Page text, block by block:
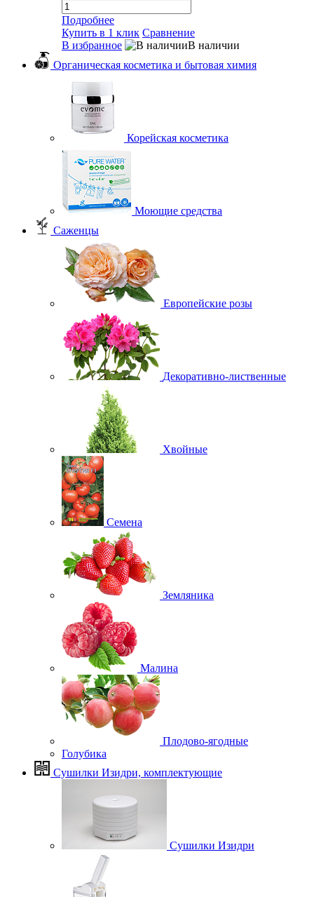
Подробнее
Купить в 1 клик Сравнение
В избранное
В наличии
Органическая косметика и бытовая химия
Корейская косметика
Моющие средства
Саженцы
Европейские розы
Декоративно-лиственные
Хвойные
Семена
Земляника
Малина
Плодово-ягодные
Голубика
Сушилки Изидри, комплектующие
Сушилки Изидри